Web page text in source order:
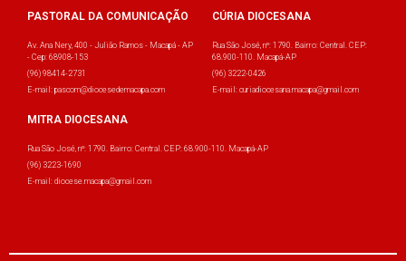
PASTORAL DA COMUNICAÇÃO
Av. Ana Nery, 400 - Julião Ramos - Macapá - AP
- Cep: 68908-153
(96) 98414-2731
E-mail: pascom@diocesedemacapa.com
CÚRIA DIOCESANA
Rua São José, nº: 1790. Bairro: Central. CEP:
68.900-110. Macapá-AP
(96) 3222-0426
E-mail: curiadiocesana.macapa@gmail.com
MITRA DIOCESANA
Rua São José, nº: 1790. Bairro: Central. CEP: 68.900-110. Macapá-AP
(96) 3223-1690
E-mail: diocese.macapa@gmail.com